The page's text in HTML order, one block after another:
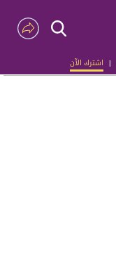
| اشترك الآن